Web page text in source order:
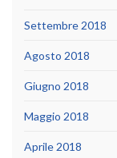
Settembre 2018
Agosto 2018
Giugno 2018
Maggio 2018
Aprile 2018